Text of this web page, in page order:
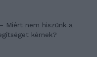
Miért nem hiszünk a
kérnek?